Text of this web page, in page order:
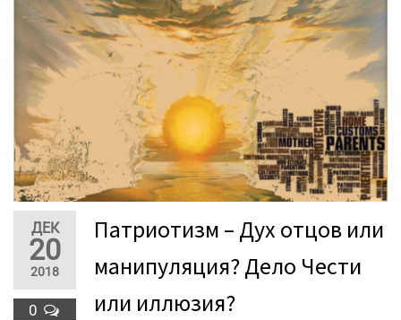
ДЕК
20
2018
0
Патриотизм – Дух отцов или
манипуляция? Дело Чести
или иллюзия?